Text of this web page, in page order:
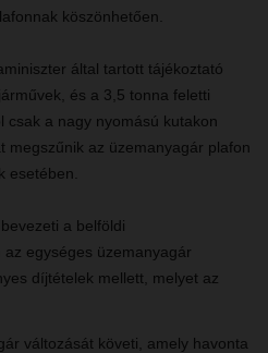
köszönhetően.
által tartott tájékoztató
és a 3,5 tonna feletti
csak a nagy nyomású kutakon
megszűnik az üzemanyagár plafon
esetében.
a belföldi
egységes üzemanyagár
díjtételek mellett, melyet az
változását követi, amely havonta